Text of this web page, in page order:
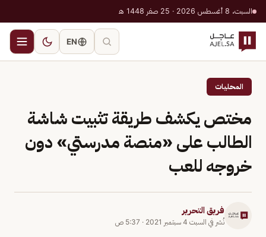
السبت، 8 أغسطس 2026 · 25 صفر 1448 هـ
EN
المحليات
مختص يكشف طريقة تثبيت شاشة
الطالب على «منصة مدرستي» دون
خروجه للعب
فريق التحرير
نُشر في السبت 4 سبتمبر 2021 · 5:37 ص